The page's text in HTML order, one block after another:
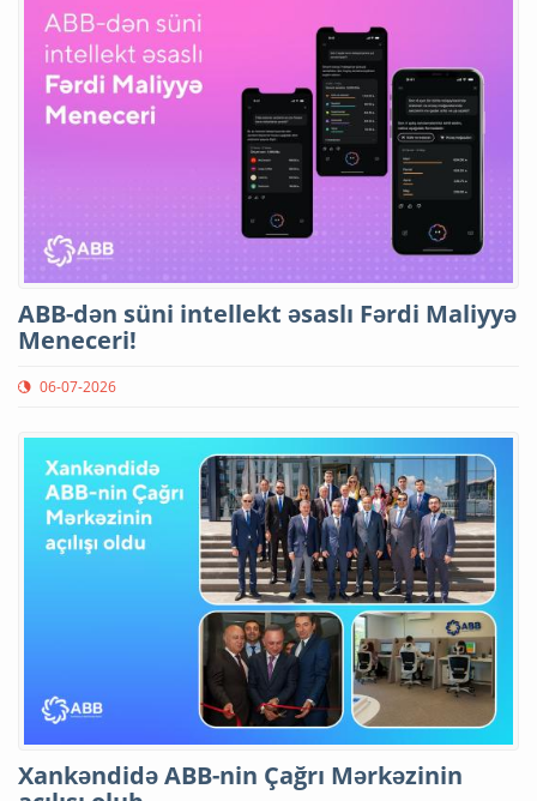
ABB-dən süni intellekt əsaslı Fərdi Maliyyə
Meneceri!
06-07-2026
Xankəndidə ABB-nin Çağrı Mərkəzinin